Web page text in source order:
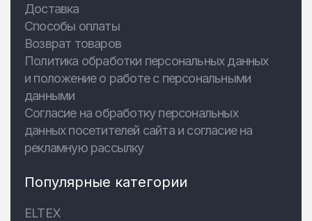
Доставка
Способы оплаты
Возврат товаров
Политика обработки персональных данных
и положение о работе с персональными
данными
Согласие на обработку персональных
данных посетителей сайта и согласие на
рекламную рассылку
Популярные категории
ELTEX